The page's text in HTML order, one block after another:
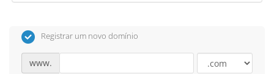
Registrar um novo domínio
www.